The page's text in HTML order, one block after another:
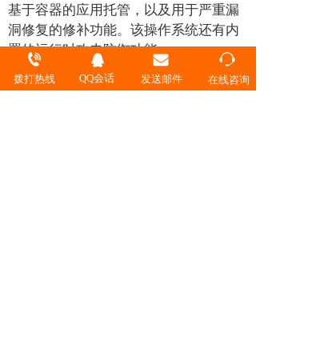
基于容器的应用托管，以及用于严重漏
洞修复的修补功能。该操作系统还有内
置的运行时攻击防御功能。
• StackWise 虚拟技术，这种网络系统
虚拟化技术可以提高运营效率， 推动实
拨打热线 QQ会话 发送邮件 在线咨询